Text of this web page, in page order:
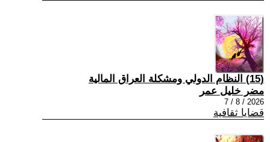
(15) النظام الدولي ومشكلة العراق المالية
مضر خليل عمر
2026 / 8 / 7
قضايا ثقافية